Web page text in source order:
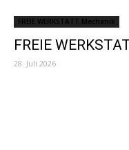
FREIE WERKSTATT.Mechanik
FREIE
28. Juli 2026